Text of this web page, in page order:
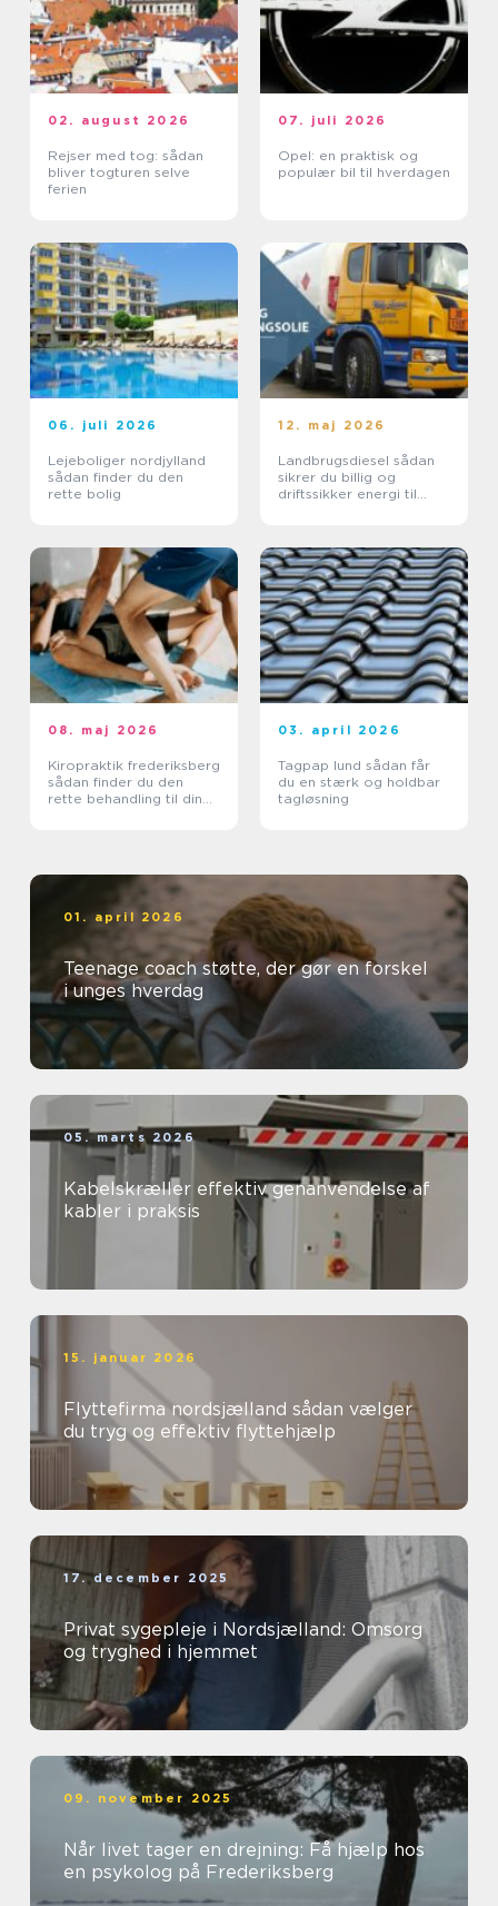
02. august 2026
Rejser med tog: sådan
bliver togturen selve
ferien
07. juli 2026
Opel: en praktisk og
populær bil til hverdagen
06. juli 2026
Lejeboliger nordjylland
sådan finder du den
rette bolig
12. maj 2026
Landbrugsdiesel sådan
sikrer du billig og
driftssikker energi til
08. maj 2026
Kiropraktik frederiksberg
sådan finder du den
rette behandling til din
03. april 2026
Tagpap lund sådan får
du en stærk og holdbar
tagløsning
01. april 2026
Teenage coach støtte, der gør en forskel
i unges hverdag
05. marts 2026
Kabelskræller effektiv genanvendelse af
kabler i praksis
15. januar 2026
Flyttefirma nordsjælland sådan vælger
du tryg og effektiv flyttehjælp
17. december 2025
Privat sygepleje i Nordsjælland: Omsorg
og tryghed i hjemmet
09. november 2025
Når livet tager en drejning: Få hjælp hos
en psykolog på Frederiksberg